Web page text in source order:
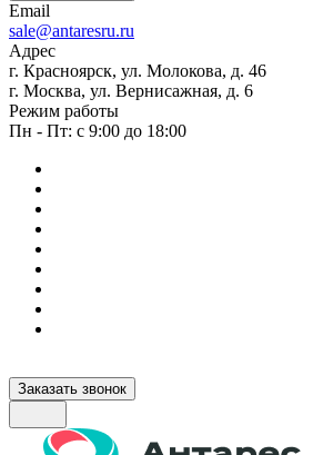
Email
sale@antaresru.ru
Адрес
г. Красноярск, ул. Молокова, д. 46
г. Москва, ул. Вернисажная, д. 6
Режим работы
Пн - Пт: с 9:00 до 18:00
Заказать звонок